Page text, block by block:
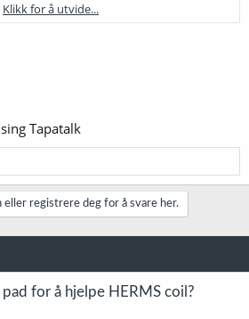
Tapatalk
Klikk for å utvide...
Tapatalk
eller registrere deg for å svare her.
for å hjelpe HERMS coil?